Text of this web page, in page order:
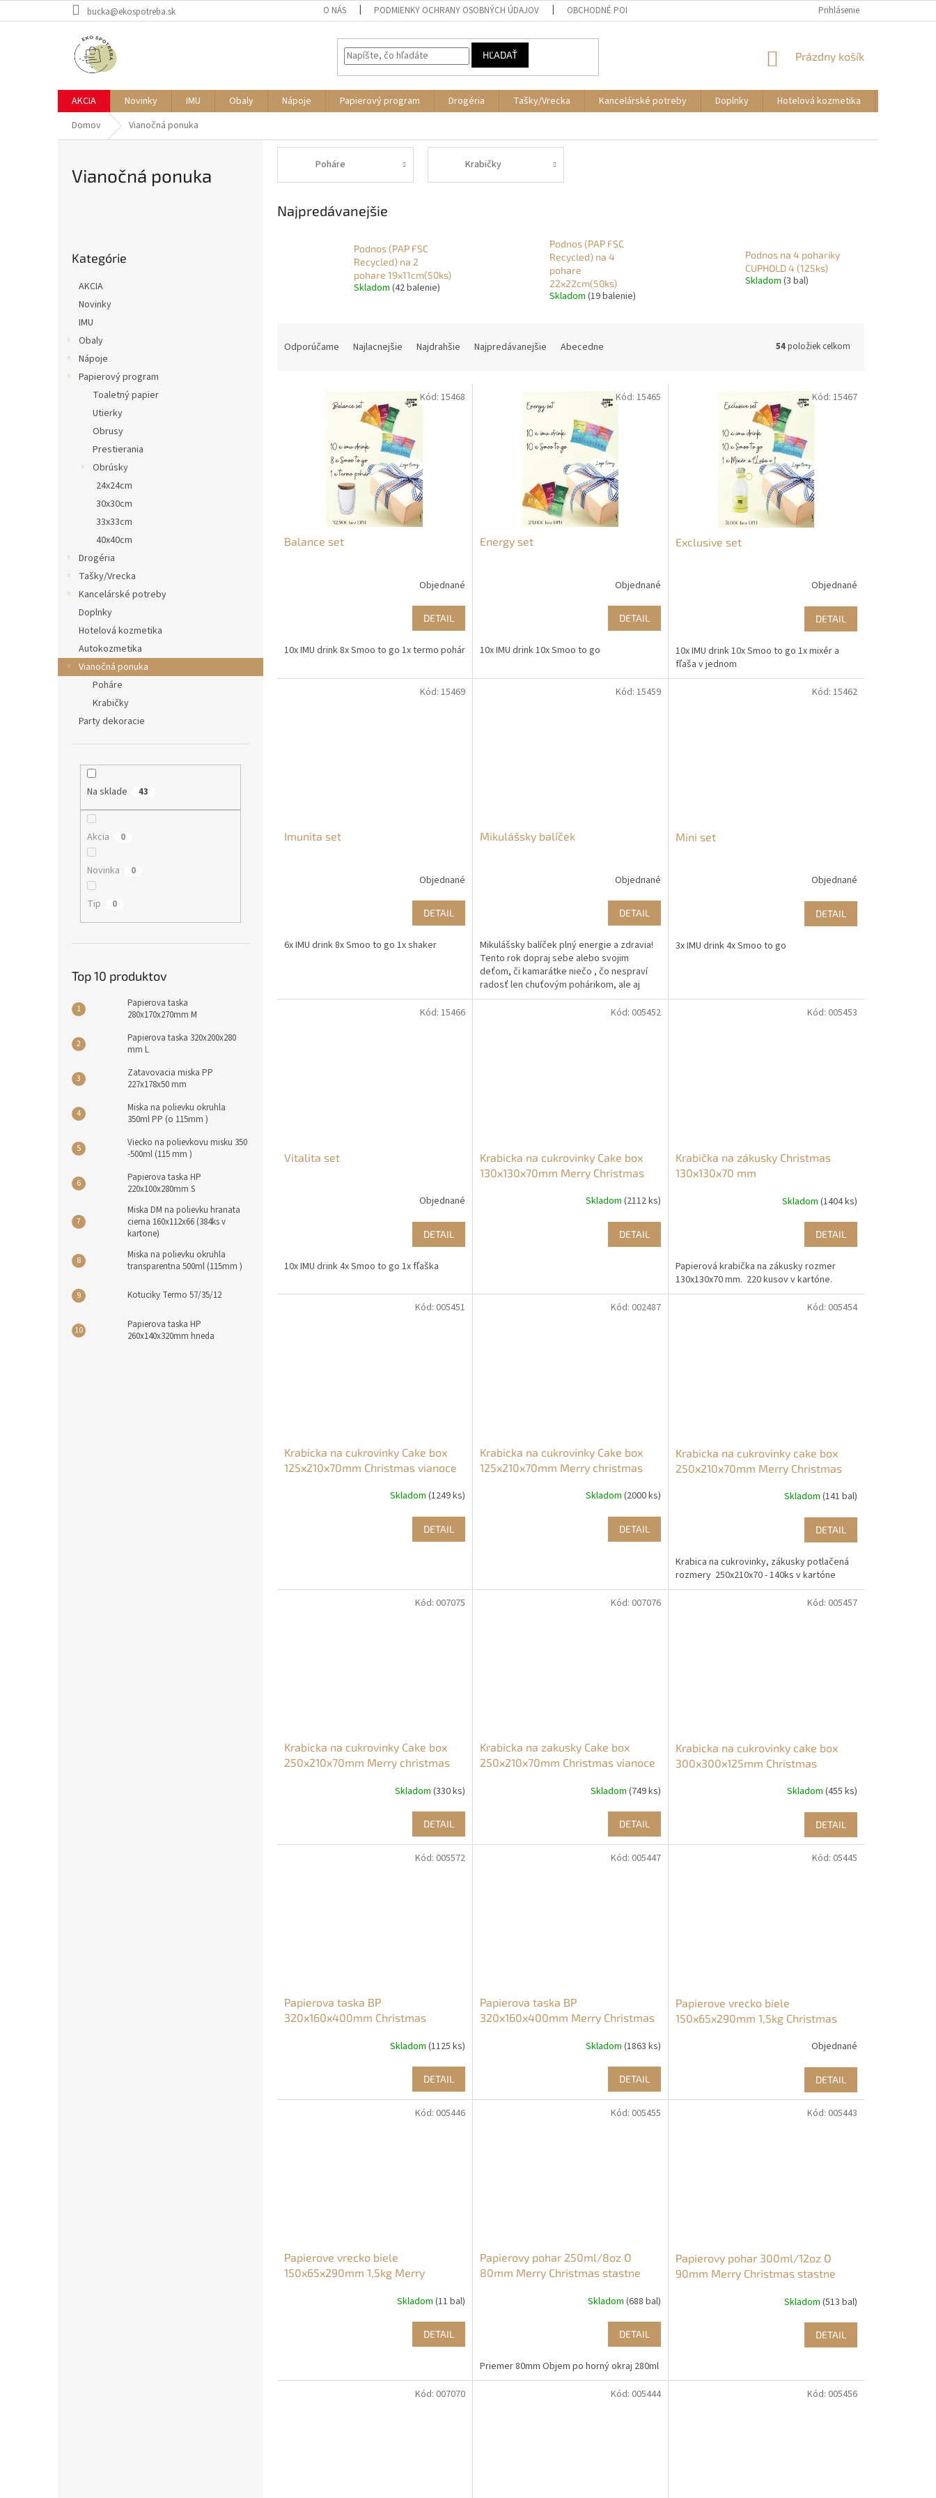
na
bucka@ekospotreba.sk O NÁS PODMIENKY OCHRANY OSOBNÝCH ÚDAJOV OBCHODNÉ PODMIENKY Prihlásenie
HĽADAŤ
NÁKUPNÝ
Prázdny košík
AKCIA Novinky IMU Obaly Nápoje Papierový program Drogéria Tašky/Vrecka Kancelárské potreby Doplnky Hotelová kozmetika
Domov
Vianočná ponuka
Vianočná ponuka
kategórie
Kategórie
AKCIA
Novinky
IMU
Obaly
Nápoje
Papierový program
Toaletný papier
Utierky
Obrusy
Prestierania
Obrúsky
24x24cm
30x30cm
33x33cm
40x40cm
Drogéria
Tašky/Vrecka
Kancelárské potreby
Doplnky
Hotelová kozmetika
Autokozmetika
Vianočná ponuka
Poháre
Krabičky
Party dekoracie
Na sklade 43
Akcia 0
Novinka 0
Tip 0
Top 10 produktov
Papierova taska
280x170x270mm M
Papierova taska 320x200x280
mm L
Zatavovacia miska PP
227x178x50 mm
Miska na polievku okruhla
350ml PP (o 115mm )
Viecko na polievkovu misku 350
-500ml (115 mm )
Papierova taska HP
220x100x280mm S
Miska DM na polievku hranata
cierna 160x112x66 (384ks v
kartone)
Miska na polievku okruhla
transparentna 500ml (115mm )
Kotuciky Termo 57/35/12
Papierova taska HP
260x140x320mm hneda
Poháre Krabičky
Najpredávanejšie
Podnos (PAP FSC
Recycled) na 2
pohare 19x11cm(50ks)
Skladom (42 balenie)
Podnos (PAP FSC
Recycled) na 4
pohare
22x22cm(50ks)
Skladom (19 balenie)
Podnos na 4 pohariky
CUPHOLD 4 (125ks)
Skladom (3 bal)
Odporúčame Najlacnejšie Najdrahšie Najpredávanejšie Abecedne 54položiek celkom
Balance set
Objednané
DETAIL
10x IMU drink 8x Smoo to go 1x termo pohár
Kód: 15468
Energy set
Objednané
DETAIL
10x IMU drink 10x Smoo to go
Kód: 15465
Exclusive set
Objednané
DETAIL
10x IMU drink 10x Smoo to go 1x mixér a
fľaša v jednom
Kód: 15467
Imunita set
Objednané
DETAIL
6x IMU drink 8x Smoo to go 1x shaker
Kód: 15469
Mikulášsky balíček
Objednané
DETAIL
Mikulášsky balíček plný energie a zdravia!
Tento rok dopraj sebe alebo svojim
deťom, či kamarátke niečo , čo nespraví
radosť len chuťovým pohárikom, ale aj
nášmu telu. OBSAH...
Kód: 15459
Mini set
Objednané
DETAIL
3x IMU drink 4x Smoo to go
Kód: 15462
Vitalita set
Objednané
DETAIL
10x IMU drink 4x Smoo to go 1x fľaška
Kód: 15466
Krabicka na cukrovinky Cake box
130x130x70mm Merry Christmas
Skladom (2112 ks)
DETAIL
Kód: 005452
Krabička na zákusky Christmas
130x130x70 mm
Skladom (1404 ks)
DETAIL
Papierová krabička na zákusky rozmer
130x130x70 mm. 220 kusov v kartóne.
Kód: 005453
Krabicka na cukrovinky Cake box
125x210x70mm Christmas vianoce
Skladom (1249 ks)
DETAIL
Kód: 005451
Krabicka na cukrovinky Cake box
125x210x70mm Merry christmas
Skladom (2000 ks)
DETAIL
Kód: 002487
Krabicka na cukrovinky cake box
250x210x70mm Merry Christmas
Skladom (141 bal)
DETAIL
Krabica na cukrovinky, zákusky potlačená
rozmery 250x210x70 - 140ks v kartóne
Kód: 005454
Krabicka na cukrovinky Cake box
250x210x70mm Merry christmas
Skladom (330 ks)
DETAIL
Kód: 007075
Krabicka na zakusky Cake box
250x210x70mm Christmas vianoce
Skladom (749 ks)
DETAIL
Kód: 007076
Krabicka na cukrovinky cake box
300x300x125mm Christmas
Skladom (455 ks)
DETAIL
Kód: 005457
Papierova taska BP
320x160x400mm Christmas
Skladom (1125 ks)
DETAIL
Kód: 005572
Papierova taska BP
320x160x400mm Merry Christmas
Skladom (1863 ks)
DETAIL
Kód: 005447
Papierove vrecko biele
150x65x290mm 1,5kg Christmas
Objednané
DETAIL
Kód: 05445
Papierove vrecko biele
150x65x290mm 1,5kg Merry
Skladom (11 bal)
DETAIL
Kód: 005446
Papierovy pohar 250ml/8oz O
80mm Merry Christmas stastne
Skladom (688 bal)
DETAIL
Priemer 80mm Objem po horný okraj 280ml
Kód: 005455
Papierovy pohar 300ml/12oz O
90mm Merry Christmas stastne
Skladom (513 bal)
DETAIL
Kód: 005443
Kód: 007070 Kód: 005444 Kód: 005456